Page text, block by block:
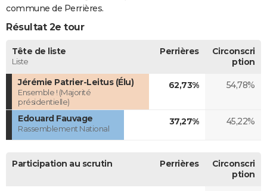
commune de Perrières.
Résultat 2e tour
Tête de liste
Liste
Perrières
Circonscri
ption
Jérémie Patrier-Leitus (Élu)
Ensemble ! (Majorité
présidentielle)
62,73% 54,78%
Edouard Fauvage
Rassemblement National
37,27% 45,22%
Participation au scrutin Perrières
Circonscri
ption